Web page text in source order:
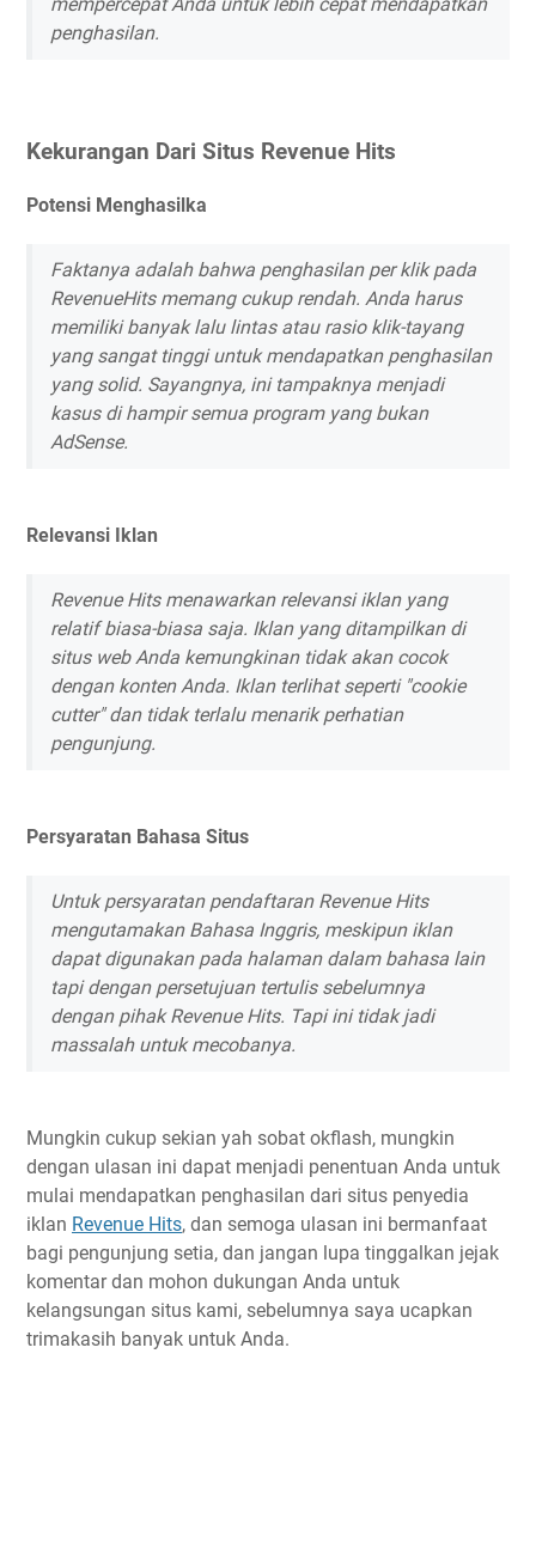
penghasilan.
Kekurangan Dari Situs Revenue Hits
Potensi Menghasilka
Faktanya adalah bahwa penghasilan per klik pada
RevenueHits memang cukup rendah. Anda harus
memiliki banyak lalu lintas atau rasio klik-tayang
yang sangat tinggi untuk mendapatkan penghasilan
yang solid. Sayangnya, ini tampaknya menjadi
kasus di hampir semua program yang bukan
AdSense.
Relevansi Iklan
Revenue Hits menawarkan relevansi iklan yang
relatif biasa-biasa saja. Iklan yang ditampilkan di
situs web Anda kemungkinan tidak akan cocok
dengan konten Anda. Iklan terlihat seperti "cookie
cutter" dan tidak terlalu menarik perhatian
pengunjung.
Persyaratan Bahasa Situs
Untuk persyaratan pendaftaran Revenue Hits
mengutamakan Bahasa Inggris, meskipun iklan
dapat digunakan pada halaman dalam bahasa lain
tapi dengan persetujuan tertulis sebelumnya
dengan pihak Revenue Hits. Tapi ini tidak jadi
massalah untuk mecobanya.
Mungkin cukup sekian yah sobat okflash, mungkin
dengan ulasan ini dapat menjadi penentuan Anda untuk
mulai mendapatkan penghasilan dari situs penyedia
iklan Revenue Hits, dan semoga ulasan ini bermanfaat
bagi pengunjung setia, dan jangan lupa tinggalkan jejak
komentar dan mohon dukungan Anda untuk
kelangsungan situs kami, sebelumnya saya ucapkan
trimakasih banyak untuk Anda.